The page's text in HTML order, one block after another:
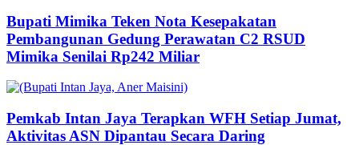
Bupati Mimika Teken Nota Kesepakatan
Pembangunan Gedung Perawatan C2 RSUD
Mimika Senilai Rp242 Miliar
Pemkab Intan Jaya Terapkan WFH Setiap Jumat,
Aktivitas ASN Dipantau Secara Daring